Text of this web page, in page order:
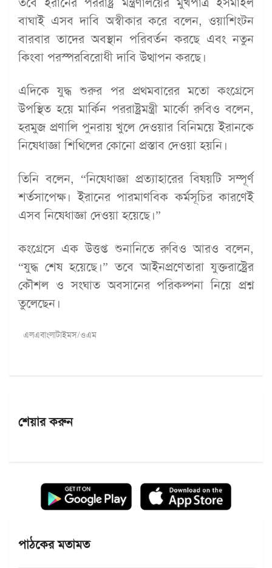
বাঘাই এসব দাবি অস্বীকার করে বলেন, ওয়াশিংটন
বারবার তাদের অবস্থান পরিবর্তন করছে এবং নতুন
কিংবা পরস্পরবিরোধী দাবি উত্থাপন করছে।
এদিকে যুদ্ধ শুরুর পর প্রথমবারের মতো কংগ্রেসে
উপস্থিত হয়ে মার্কিন পররাষ্ট্রমন্ত্রী মার্কো রুবিও বলেন,
হরমুজ প্রণালি পুনরায় খুলে দেওয়ার বিনিময়ে ইরানকে
নিষেধাজ্ঞা শিথিলের কোনো প্রস্তাব দেওয়া হয়নি।
তিনি বলেন, “নিষেধাজ্ঞা প্রত্যাহারের বিষয়টি সম্পূর্ণ
শর্তসাপেক্ষ। ইরানের পারমাণবিক কর্মসূচির কারণেই
এসব নিষেধাজ্ঞা দেওয়া হয়েছে।”
কংগ্রেসে এক উত্তপ্ত শুনানিতে রুবিও আরও বলেন,
“যুদ্ধ শেষ হয়েছে।” তবে আইনপ্রণেতারা যুক্তরাষ্ট্রের
কৌশল ও সংঘাত অবসানের পরিকল্পনা নিয়ে প্রশ্ন
তুলেছেন।
এলএবাংলাটাইমস/ওএম
শেয়ার করুন
পাঠকের মতামত